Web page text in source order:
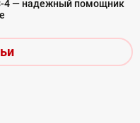
4 — надежный помощник